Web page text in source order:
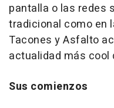
pantalla o las redes
tradicional como en
Tacones y Asfalto
actualidad más cool
Sus comienzos